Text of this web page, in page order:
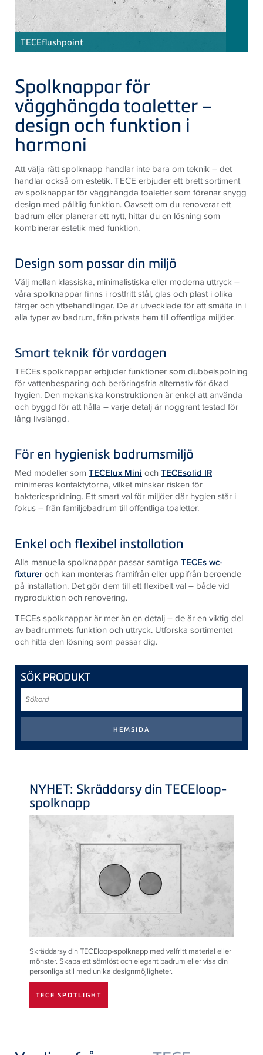
TECEflushpoint
Spolknappar för
vägghängda toaletter –
design och funktion i
harmoni
Att välja rätt spolknapp handlar inte bara om teknik – det
handlar också om estetik. TECE erbjuder ett brett sortiment
av spolknappar för vägghängda toaletter som förenar snygg
design med pålitlig funktion. Oavsett om du renoverar ett
badrum eller planerar ett nytt, hittar du en lösning som
kombinerar estetik med funktion.
Design som passar din miljö
Välj mellan klassiska, minimalistiska eller moderna uttryck –
våra spolknappar finns i rostfritt stål, glas och plast i olika
färger och ytbehandlingar. De är utvecklade för att smälta in i
alla typer av badrum, från privata hem till offentliga miljöer.
Smart teknik för vardagen
TECEs spolknappar erbjuder funktioner som dubbelspolning
för vattenbesparing och beröringsfria alternativ för ökad
hygien. Den mekaniska konstruktionen är enkel att använda
och byggd för att hålla – varje detalj är noggrant testad för
lång livslängd.
För en hygienisk badrumsmiljö
Med modeller som TECElux Mini ochTECEsolid IR
minimeras kontaktytorna, vilket minskar risken för
bakteriespridning. Ett smart val för miljöer där hygien står i
fokus – från familjebadrum till offentliga toaletter.
Enkel och flexibel installation
Alla manuella spolknappar passar samtliga TECEs wc-
fixtureroch kan monteras framifrån eller uppifrån beroende
på installation. Det gör dem till ett flexibelt val – både vid
nyproduktion och renovering.
TECEs spolknappar är mer än en detalj – de är en viktig del
av badrummets funktion och uttryck. Utforska sortimentet
och hitta den lösning som passar dig.
SÖK PRODUKT
NYHET: Skräddarsy dinTECEloop-
spolknapp
Skräddarsy din TECEloop-spolknapp med valfritt material eller
mönster. Skapa ett sömlöst och elegant badrum eller visa din
personliga stil med unika designmöjligheter.
TECE SPOTLIGHT